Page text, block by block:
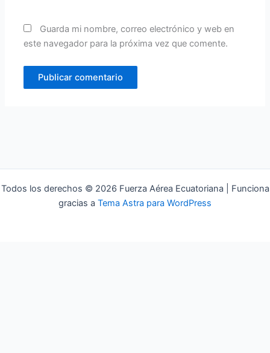
Guarda mi nombre, correo electrónico y web en
este navegador para la próxima vez que comente.
Todos los derechos © 2026 Fuerza Aérea Ecuatoriana | Funciona
gracias a Tema Astra para WordPress